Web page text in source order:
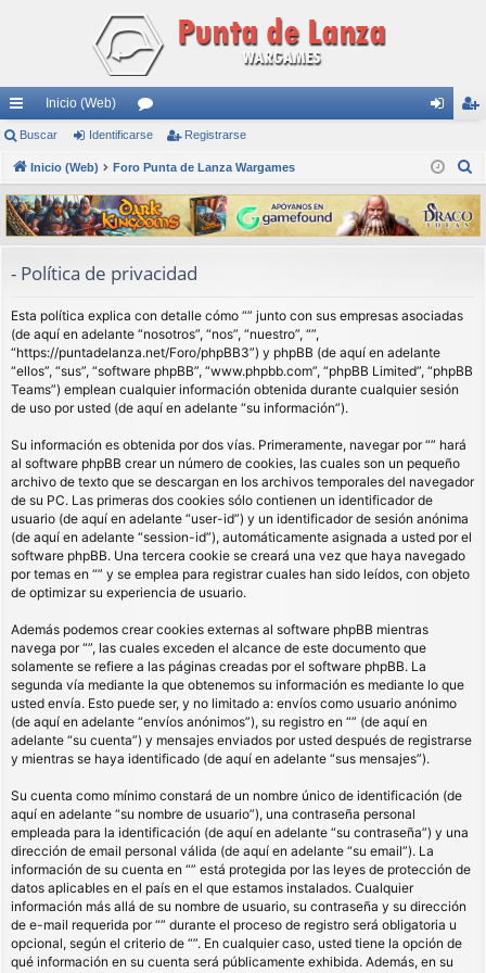
nl
ac
es
rá
s
Inicio (Web)
or
os nti
fic
ar
ist
ra
rs
Buscar Identificarse Registrarse
Inicio (Web) Foro Punta de Lanza Wargames
s
c
- Política de privacidad
Esta política explica con detalle cómo “” junto con sus empresas asociadas
(de aquí en adelante “nosotros”, “nos”, “nuestro”, “”,
“https://puntadelanza.net/Foro/phpBB3”) y phpBB (de aquí en adelante
“ellos”, “sus”, “software phpBB”, “www.phpbb.com”, “phpBB Limited”, “phpBB
Teams”) emplean cualquier información obtenida durante cualquier sesión
de uso por usted (de aquí en adelante “su información”).
Su información es obtenida por dos vías. Primeramente, navegar por “” hará
al software phpBB crear un número de cookies, las cuales son un pequeño
archivo de texto que se descargan en los archivos temporales del navegador
de su PC. Las primeras dos cookies sólo contienen un identificador de
usuario (de aquí en adelante “user-id”) y un identificador de sesión anónima
(de aquí en adelante “session-id”), automáticamente asignada a usted por el
software phpBB. Una tercera cookie se creará una vez que haya navegado
por temas en “” y se emplea para registrar cuales han sido leídos, con objeto
de optimizar su experiencia de usuario.
Además podemos crear cookies externas al software phpBB mientras
navega por “”, las cuales exceden el alcance de este documento que
solamente se refiere a las páginas creadas por el software phpBB. La
segunda vía mediante la que obtenemos su información es mediante lo que
usted envía. Esto puede ser, y no limitado a: envíos como usuario anónimo
(de aquí en adelante “envíos anónimos”), su registro en “” (de aquí en
adelante “su cuenta”) y mensajes enviados por usted después de registrarse
y mientras se haya identificado (de aquí en adelante “sus mensajes”).
Su cuenta como mínimo constará de un nombre único de identificación (de
aquí en adelante “su nombre de usuario”), una contraseña personal
empleada para la identificación (de aquí en adelante “su contraseña”) y una
dirección de email personal válida (de aquí en adelante “su email”). La
información de su cuenta en “” está protegida por las leyes de protección de
datos aplicables en el país en el que estamos instalados. Cualquier
información más allá de su nombre de usuario, su contraseña y su dirección
de e-mail requerida por “” durante el proceso de registro será obligatoria u
opcional, según el criterio de “”. En cualquier caso, usted tiene la opción de
qué información en su cuenta será públicamente exhibida. Además, en su